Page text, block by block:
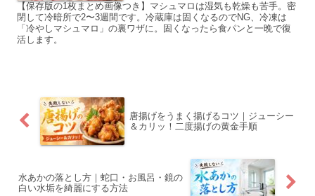
【保存版の1枚まとめ画像つき】マシュマロは湿気も乾燥も苦手。密
閉して冷暗所で2〜3週間です。冷蔵庫は固くなるのでNG、冷凍は
「冷やしマシュマロ」の裏ワザに。固くなったら食パンと一晩で復
活します。
唐揚げをうまく揚げるコツ｜ジューシー
＆カリッ！二度揚げの黄金手順
水あかの落とし方｜蛇口・お風呂・鏡の
白い水垢を綺麗にする方法